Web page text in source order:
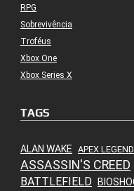
RPG
Sobrevivência
Troféus
Xbox One
Xbox Series X
TAGS
ALAN WAKE APEX
ASSASSIN'S CREED
BATTLEFIELD